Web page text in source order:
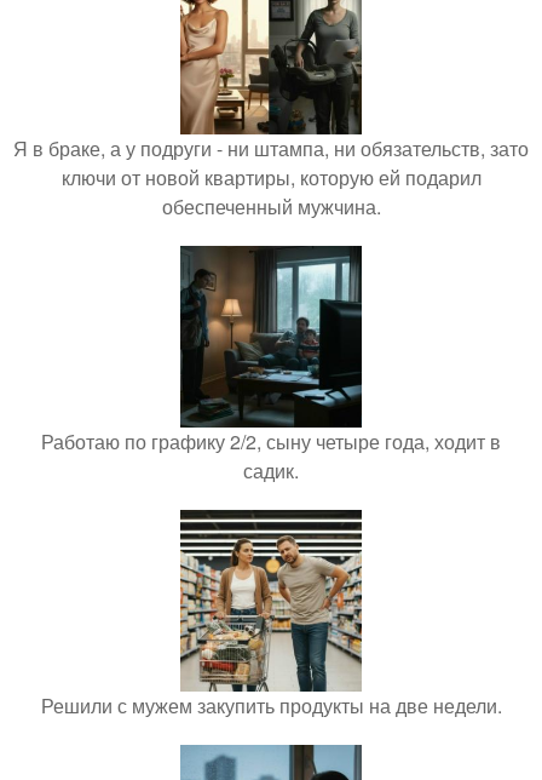
Я в браке, а у подруги - ни штампа, ни обязательств, зато
ключи от новой квартиры, которую ей подарил
обеспеченный мужчина.
Работаю по графику 2/2, сыну четыре года, ходит в
садик.
Решили с мужем закупить продукты на две недели.